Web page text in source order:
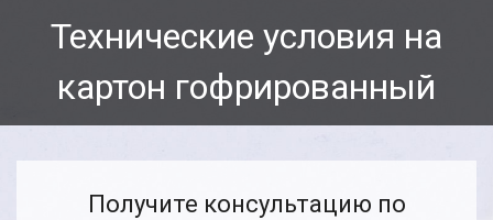
Технические условия на
картон гофрированный
Получите консультацию по